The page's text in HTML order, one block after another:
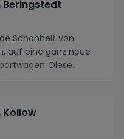
Beringstedt
Schönheit von
auf eine ganz neue
Diese
Kollow